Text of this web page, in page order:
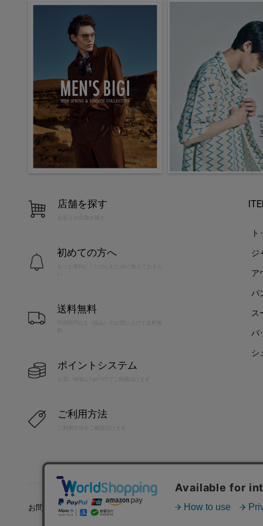
店舗を探す
お近くの店舗を探す
初めての方へ
送料無料
10,000円以上（税込）のお買い上げで送料無
ポイントシステム
お買い物毎に1pt=1円でご利用頂けます
ご利用方法
ジ
ア
パ
ス
バ
シ
お問い合わせ 利用規約 特定商取引法に基づく表記 プラ